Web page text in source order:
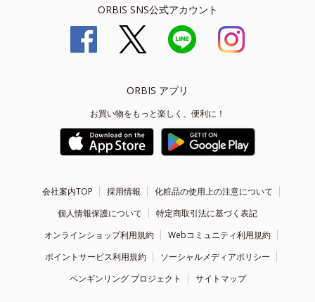
ORBIS SNS公式アカウント
ORBIS アプリ
お買い物をもっと楽しく、便利に！
会社案内TOP 採用情報
化粧品の使用上の注意について
個人情報保護について
特定商取引法に基づく表記
オンラインショップ利用規約
Webコミュニティ利用規約
ポイントサービス利用規約
ソーシャルメディアポリシー
ペンギンリング プロジェクト
サイトマップ